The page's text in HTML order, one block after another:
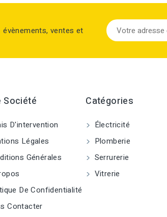
ventes et
Société
D'intervention
Légales
Générales
De Confidentialité
Contacter
Catégories
Électricité
Plomberie
Serrurerie
Vitrerie